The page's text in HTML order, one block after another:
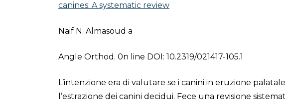
canines: A systematic review
Naif N. Almasoud a
Angle Orthod. 0n line DOI: 10.2319/021417-105.1
L’intenzione era di valutare se i canini in eruzione
l’estrazione dei canini decidui. Fece una revisione